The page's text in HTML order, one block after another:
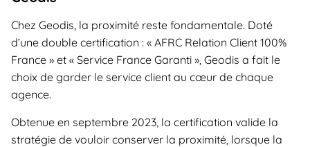
Chez Geodis, la proximité reste fondamentale. Doté
d’une double certification : « AFRC Relation Client 100%
France » et « Service France Garanti », Geodis a fait le
choix de garder le service client au cœur de chaque
agence.
Obtenue en septembre 2023, la certification valide la
stratégie de vouloir conserver la proximité, lorsque la